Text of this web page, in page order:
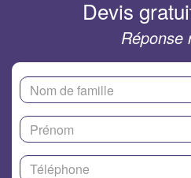
Devis
Réponse